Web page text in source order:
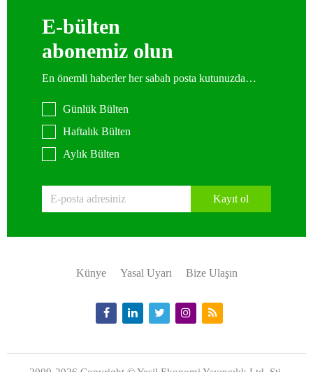
E-bülten
abonemiz olun
En önemli haberler her sabah posta kutunuzda…
Günlük Bülten
Haftalık Bülten
Aylık Bülten
Kayıt ol
Künye Yasal Uyarı Bize Ulaşın